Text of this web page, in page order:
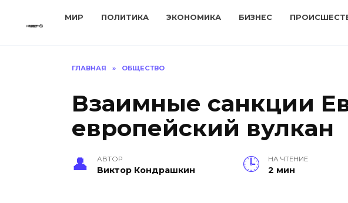
МИР ПОЛИТИКА ЭКОНОМИКА БИЗНЕС
ГЛАВНАЯ » ОБЩЕСТВО
Взаимные санкции
европейский вулкан
АВТОР
Виктор Кондрашкин
НА ЧТЕНИЕ
2 мин